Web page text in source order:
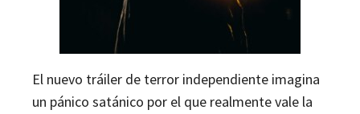
El nuevo tráiler de terror independiente imagina
un pánico satánico por el que realmente vale la